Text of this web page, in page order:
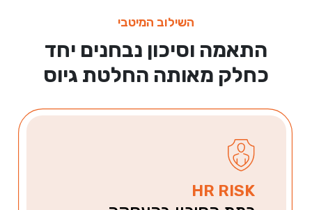
השילוב המיטבי
התאמה וסיכון נבחנים יחד
כחלק מאותה החלטת גיוס
HR RISK